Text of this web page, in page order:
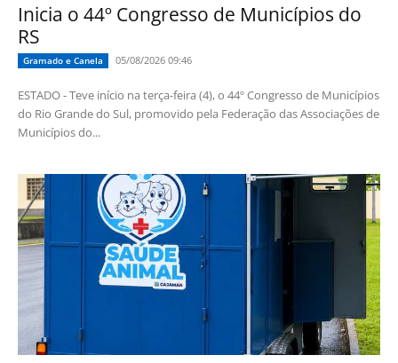
Inicia o 44º Congresso de Municípios do
RS
Gramado e Canela 05/08/2026 09:46
ESTADO - Teve início na terça-feira (4), o 44º Congresso de Municípios
do Rio Grande do Sul, promovido pela Federação das Associações de
Municípios do...